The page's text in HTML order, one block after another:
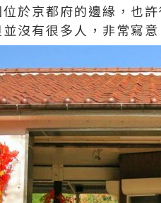
於京都府的邊緣，也
沒有很多人，非常寫意